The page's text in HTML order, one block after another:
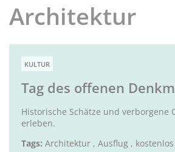
Architektur
KULTUR
Tag des offenen
Historische Schätze und verborgene
erleben.
Tags: Architektur , Ausflug , kostenlos